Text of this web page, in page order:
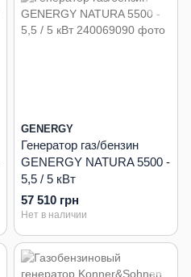
GENERGY
Генератор газ/бензин
GENERGY NATURA 5500 -
5,5 / 5 кВт
57 510 грн
Нет в наличии